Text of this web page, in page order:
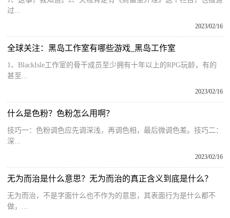
过...
2023/02/16
全球关注：黑岛工作室有哪些游戏_黑岛工作室
1、BlackIsle工作室的骨干成员至少拥有十年以上的RPG玩龄，有的
甚至...
2023/02/16
什么是色粉？色粉怎么用啊？
技巧一：色粉调色应先调深浅，再调色相，最后微调色差。技巧二：
深...
2023/02/16
无为而治是什么意思？无为而治的真正含义到底是什么？
无为而治，不是字面什么也不作为的意思，其表面行为是什么都不
做，...